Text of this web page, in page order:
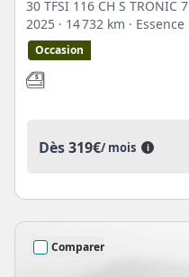
30 TFSI 116 CH S TRONIC 7
2025 · 14 732 km · Essence
Occasion
Dès319€/ mois i
Comparer